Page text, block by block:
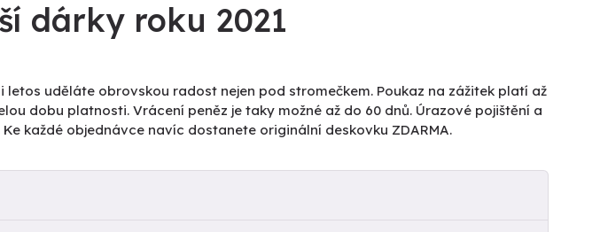
dárky roku 2021
letos uděláte obrovskou radost nejen pod stromečkem. Poukaz na zážitek platí až
dobu platnosti. Vrácení peněz je taky možné až do 60 dnů. Úrazové pojištění a
každé objednávce navíc dostanete originální deskovku ZDARMA.